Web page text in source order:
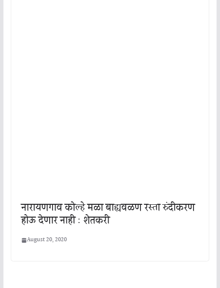
नारायणगाव कोल्हे मळा बाह्यवळण रस्ता रुंदीकरण
होऊ देणार नाही : शेतकरी
August 20, 2020